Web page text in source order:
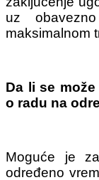
uz
maksimalnom
Da li se
o radu na
Moguće je
određeno